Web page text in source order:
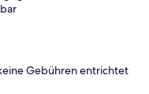
Gebühren entrichtet